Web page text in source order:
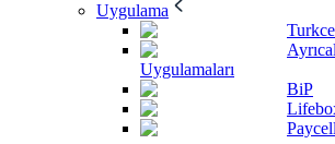
Uygulama
Uygulamaları
BiP
Paycell